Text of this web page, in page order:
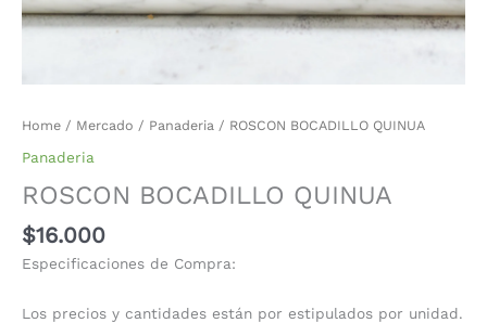
Home / Mercado / Panaderia / ROSCON BOCADILLO QUINUA
Panaderia
ROSCON BOCADILLO QUINUA
$16.000
Especificaciones de Compra:
Los precios y cantidades están por estipulados por unidad.